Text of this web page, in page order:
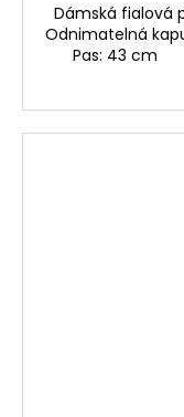
Dámská fialová
Odnimatelná
Pas: 43 cm